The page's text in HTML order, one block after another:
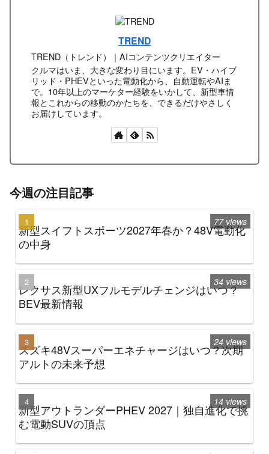
TREND
TREND（トレンド）｜AIコンテンツクリエイター
クルマはいま、大きな変わり目にいます。EV・ハイブ
リッド・PHEVといった電動化から、自動運転やAIま
で。10年以上のマーケター経験をいかして、新型車情
報とこれからの移動のかたちを、できるだけやさしく
お届けしています。
今週の注目記事
新型スイフトスポーツ2027年春か？48V電動化
の中身
77 views
レクサス新型UXフルモデルチェンジはいつ？
BEV最新情報
34 views
スズキ48Vスーパーエネチャージはいつ？次期
アルトの未来予想
24 views
新型アウトランダーPHEV 2027｜独自進化で挑
む電動SUVの頂点
14 views